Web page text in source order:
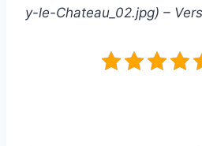
y-le-Chateau_02.jpg) –